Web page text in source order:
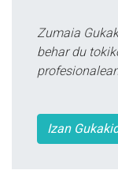
Zumaia
behar du
Izan